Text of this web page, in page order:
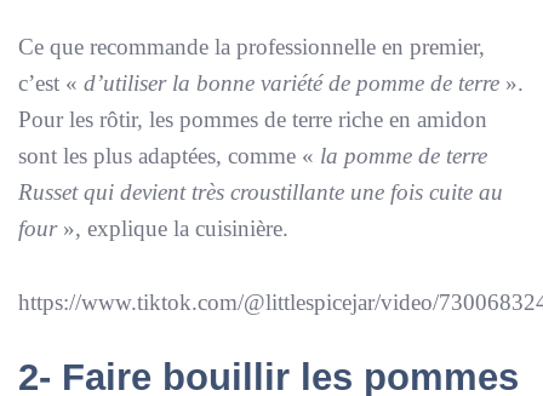
Ce que recommande la professionnelle en premier,
c’est « d’utiliser la bonne variété de pomme de terre ».
Pour les rôtir, les pommes de terre riche en amidon
sont les plus adaptées, comme « la pomme de terre
Russet qui devient très croustillante une fois cuite au
four», explique la cuisinière.
https://www.tiktok.com/@littlespicejar/video/
2- Faire bouillir les pommes